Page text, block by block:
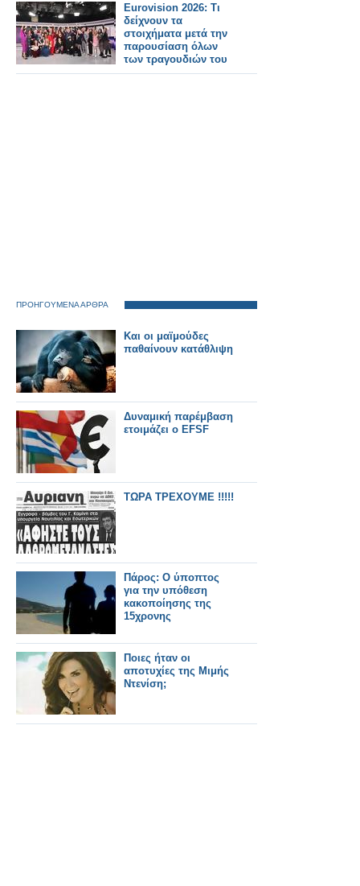
Eurovision 2026: Τι
δείχνουν τα
στοιχήματα μετά την
παρουσίαση όλων
των τραγουδιών του
Sing for Greece
ΠΡΟΗΓΟΥΜΕΝΑ ΑΡΘΡΑ
Και οι μαϊμούδες
παθαίνουν κατάθλιψη
Δυναμική παρέμβαση
ετοιμάζει ο EFSF
ΤΩΡΑ ΤΡΕΧΟΥΜΕ !!!!!
Πάρος: Ο ύποπτος
για την υπόθεση
κακοποίησης της
15χρονης
Ποιες ήταν οι
αποτυχίες της Μιμής
Ντενίση;